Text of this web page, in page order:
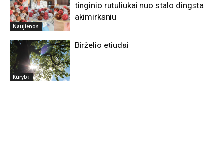
Naujienos
tinginio rutuliukai nuo stalo dingsta
akimirksniu
Kūryba
Birželio etiudai